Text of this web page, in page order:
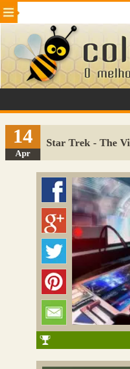
Beleza Cinema e TV
Internet Jogos NotÃ­cias
VeÃ­culos Adulto
Sugerir Link
Adicionar Blog
Colmeia Exchange
Perguntas Frequentes
14
Apr
Star Trek - The